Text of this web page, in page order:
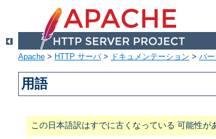
Apache > HTTP サーバ> ドキュメンテーション > バ
用語
この日本語訳はすでに古くなっている 可能性が